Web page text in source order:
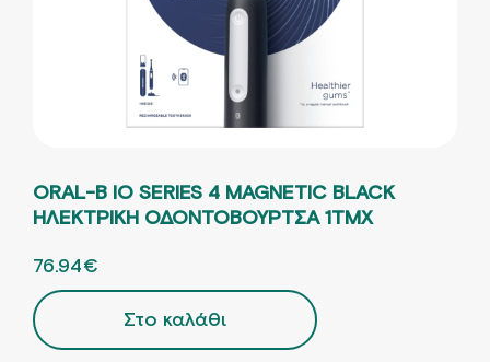
ORAL-B IO SERIES 4 MAGNETIC BLACK
ΗΛΕΚΤΡΙΚΗ ΟΔΟΝΤΟΒΟΥΡΤΣΑ 1ΤΜΧ
ORIGINAL PRICE WAS: 170.98€.
76.94€
Στο καλάθι